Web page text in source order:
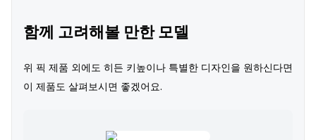
함께 고려해볼 만한 모델
위 픽 제품 외에도 히든 키높이나 특별한 디자인을 원하신다면
이 제품도 살펴보시면 좋겠어요.